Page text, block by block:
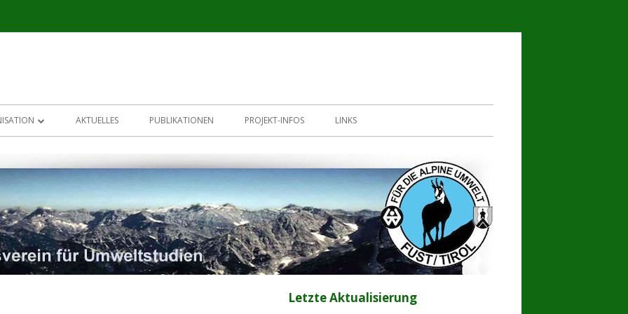
BEIRAT
AKTUELLES PUBLIKATIONEN PROJEKT-INFOS LINKS
Haupt-
Letzte Aktualisierung